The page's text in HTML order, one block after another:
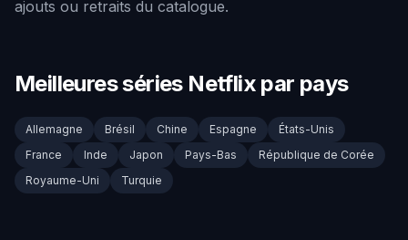
ajouts ou retraits du catalogue.
Meilleures séries Netflix par pays
Allemagne Brésil Chine Espagne
États-Unis
France
Inde Japon Pays-Bas
République de Corée
Royaume-Uni
Turquie